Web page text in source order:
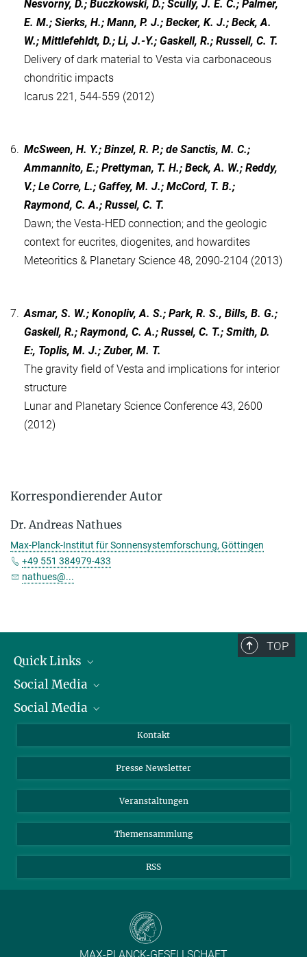
Nesvorny, D.; Buczkowski, D.; Scully, J. E. C.; Palmer,
E. M.; Sierks, H.; Mann, P. J.; Becker, K. J.; Beck, A.
W.; Mittlefehldt, D.; Li, J.-Y.; Gaskell, R.; Russell, C. T.
Delivery of dark material to Vesta via carbonaceous
chondritic impacts
Icarus 221, 544-559 (2012)
6. McSween, H. Y.; Binzel, R. P.; de Sanctis, M. C.;
Ammannito, E.; Prettyman, T. H.; Beck, A. W.; Reddy,
V.; Le Corre, L.; Gaffey, M. J.; McCord, T. B.;
Raymond, C. A.; Russel, C. T.
Dawn; the Vesta-HED connection; and the geologic
context for eucrites, diogenites, and howardites
Meteoritics & Planetary Science 48, 2090-2104 (2013)
7. Asmar, S. W.; Konopliv, A. S.; Park, R. S., Bills, B. G.;
Gaskell, R.; Raymond, C. A.; Russel, C. T.; Smith, D.
E:, Toplis, M. J.; Zuber, M. T.
The gravity field of Vesta and implications for interior
structure
Lunar and Planetary Science Conference 43, 2600
(2012)
Korrespondierender Autor
Dr. Andreas Nathues
Max-Planck-Institut für Sonnensystemforschung, Göttingen
+49 551 384979-433
nathues@...
TOP
Quick Links
Präsident
Zahlen und Fakten
Meldestelle Fehlverhalten
Social Media
Bluesky
TikTok
Social Media
Instagram
YouTube
Kontakt
Presse Newsletter
Veranstaltungen
Themensammlung
RSS